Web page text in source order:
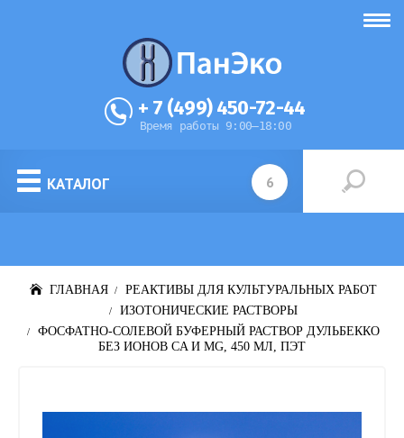
+ 7 (499) 450-72-44
Время работы 9:00–18:00
КАТАЛОГ
ГЛАВНАЯ
РЕАКТИВЫ ДЛЯ КУЛЬТУРАЛЬНЫХ РАБОТ
ИЗОТОНИЧЕСКИЕ РАСТВОРЫ
ФОСФАТНО-СОЛЕВОЙ БУФЕРНЫЙ РАСТВОР ДУЛЬБЕККО
БЕЗ ИОНОВ CA И MG, 450 МЛ, ПЭТ